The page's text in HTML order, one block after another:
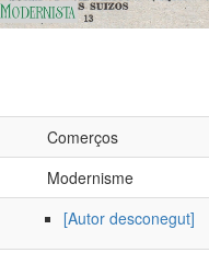
Comerços
Modernisme
[Autor desconegut]